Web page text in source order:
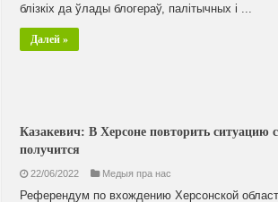
блізкіх да ўлады блогераў, палітычных і ...
Далей »
Казакевич: В Херсоне повторить
получится
22/06/2022 Медыя пра нас
Референдум по вхождению Херсонской